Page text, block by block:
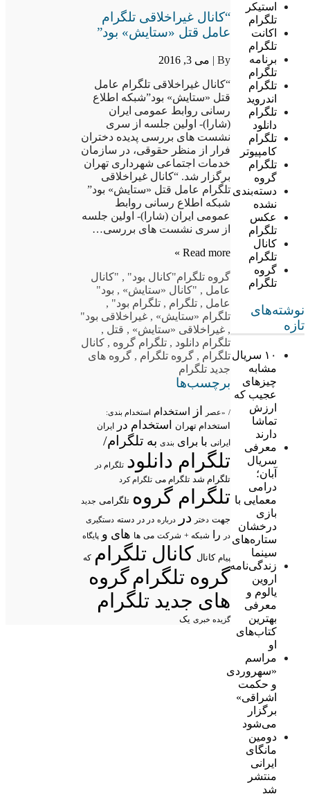
استیکر
تلگرام
اکانت
تلگرام
برنامه
تلگرام
تلگرام
اندروید
تلگرام
دانلود
تلگرام
کامپیوتر
تلگرام
گروه
دسته‌بندی
نشده
عکس
تلگرام
کانال
تلگرام
گروه
تلگرام
نوشته‌های
تازه
۱۰ سریال
مشابه
چیزهای
عجیب که
ارزش
تماشا
دارند
معرفی
سریال
آبان؛
درامی
معمایی با
بازی
درخشان
ستاره‌های
سینما
زندگی‌نامه
اروین
یالوم و
معرفی
بهترین
کتاب‌های
او
مراسم
«سهروردی
و حکمت
اشراقی»
برگزار
می‌شود
دومین
مانگای
ایرانی
منتشر
شد
“کانال غیراخلاقی تلگرام
عامل قتل «ستایش» بود”
By | می 3, 2016
“کانال غیراخلاقی تلگرام عامل
قتل «ستایش» بود”شبکه اطلاع
رسانی روابط عمومی ایران
(شارا)- اولین جلسه از سری
نشست های بررسی پدیده دختران
فرار از منظر حقوقی، در سازمان
خدمات اجتماعی شهرداری تهران
برگزار شد. “کانال غیراخلاقی
تلگرام عامل قتل «ستایش» بود”
شبکه اطلاع رسانی روابط
عمومی ایران (شارا)- اولین جلسه
از سری نشست های بررسی…
Read more »
گروه تلگرام"کانال بود" , "کانال
عامل , "کانال «ستایش» , بود"
عامل , تلگرام , تلگرام بود" ,
تلگرام «ستایش» , غیراخلاقی بود"
, غیراخلاقی «ستایش» , قتل ,
تلگرام دانلود , تلگرام گروه , کانال
تلگرام , گروه تلگرام , گروه های
جدید تلگرام
برچسب‌ها
/ «عصر از استخدام استخدام بندی:
استخدام تهران استخدام در ایران
ایرانی با برای بندی به تلگرام/
تلگرام دانلود تلگرام در
تلگرام شد تلگرام می تلگرام کرد
تلگرام گروه تلگرامی جدید
جهت دختر در درباره در در دسته دستگیری
در
را شبکه + شرکت می ها های و پایگاه
پیام کانال کانال تلگرام که
گروه تلگرامگروه
های جدید تلگرام
گزیده خبری یک